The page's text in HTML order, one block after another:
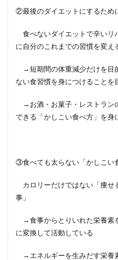
②最後のダイエットにするため
食べないダイエットで辛いリ
に自分のこれまでの習慣を変え
→短期間の体重減少だけを目
ない食習慣を身につけることを
→お酒・お菓子・レストラン
できる「かしこい食べ方」を身
③食べても太らない「かしこい
カロリーだけではない「痩せ
事」
→食事からとりいれた栄養素
に変換して活動している
→エネルギーを生みだす栄養